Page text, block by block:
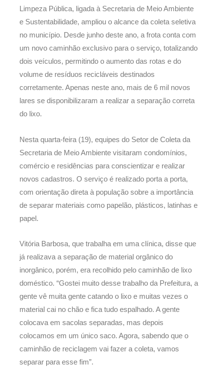
Limpeza Pública, ligada à Secretaria de Meio Ambiente
e Sustentabilidade, ampliou o alcance da coleta seletiva
no município. Desde junho deste ano, a frota conta com
um novo caminhão exclusivo para o serviço, totalizando
dois veículos, permitindo o aumento das rotas e do
volume de resíduos recicláveis destinados
corretamente. Apenas neste ano, mais de 6 mil novos
lares se disponibilizaram a realizar a separação correta
do lixo.
Nesta quarta-feira (19), equipes do Setor de Coleta da
Secretaria de Meio Ambiente visitaram condomínios,
comércio e residências para conscientizar e realizar
novos cadastros. O serviço é realizado porta a porta,
com orientação direta à população sobre a importância
de separar materiais como papelão, plásticos, latinhas e
papel.
Vitória Barbosa, que trabalha em uma clínica, disse que
já realizava a separação de material orgânico do
inorgânico, porém, era recolhido pelo caminhão de lixo
doméstico. “Gostei muito desse trabalho da Prefeitura, a
gente vê muita gente catando o lixo e muitas vezes o
material cai no chão e fica tudo espalhado. A gente
colocava em sacolas separadas, mas depois
colocamos em um único saco. Agora, sabendo que o
caminhão de reciclagem vai fazer a coleta, vamos
separar para esse fim”.